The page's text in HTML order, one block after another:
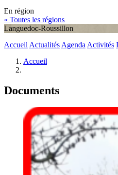
En région
« Toutes les régions
Languedoc-Roussillon
Accueil Actualités Agenda Activités
Accueil
Documents